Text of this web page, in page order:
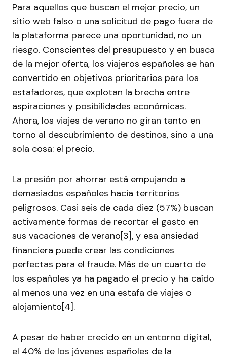
Para aquellos que buscan el mejor precio, un
sitio web falso o una solicitud de pago fuera de
la plataforma parece una oportunidad, no un
riesgo. Conscientes del presupuesto y en busca
de la mejor oferta, los viajeros españoles se han
convertido en objetivos prioritarios para los
estafadores, que explotan la brecha entre
aspiraciones y posibilidades económicas.
Ahora, los viajes de verano no giran tanto en
torno al descubrimiento de destinos, sino a una
sola cosa: el precio.
La presión por ahorrar está empujando a
demasiados españoles hacia territorios
peligrosos. Casi seis de cada diez (57%) buscan
activamente formas de recortar el gasto en
sus vacaciones de verano[3], y esa ansiedad
financiera puede crear las condiciones
perfectas para el fraude. Más de un cuarto de
los españoles ya ha pagado el precio y ha caído
al menos una vez en una estafa de viajes o
alojamiento[4].
A pesar de haber crecido en un entorno digital,
el 40% de los jóvenes españoles de la